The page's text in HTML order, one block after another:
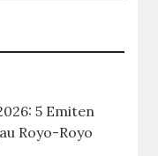
5 Emiten
Royo-Royo